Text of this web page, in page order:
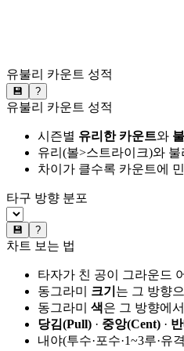
유불리 카운트 성적
💾 ?
유불리 카운트 성적
시즌별 유리한 카운트와
유리(볼>스트라이크)와
차이가 클수록 카운트에
타구 방향 분포
💾 ?
차트 보는 법
타자가 친 공이 그라운드
동그라미 크기 는 그 방향
동그라미 색은 그 방향에
당김(Pull) · 중앙(Cent) ·
내야(투수·포수·1~3루·